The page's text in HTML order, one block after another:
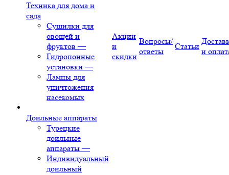
Техника для дома и
сада
Сушилки для
овощей и
фруктов —
Гидропонные
установки —
Лампы для
уничтожения
насекомых
Доильные аппараты
Турецкие
доильные
аппараты —
Индивидуальный
доильный
Акции
и
скидки
Вопросы/
ответы
Статьи
и